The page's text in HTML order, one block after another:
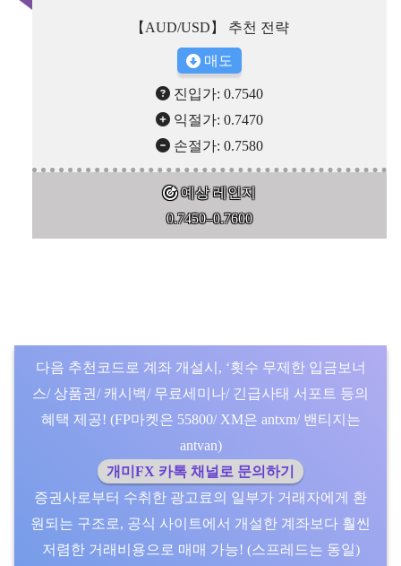
【AUD/USD】 추천 전략
매도
진입가: 0.7540
익절가: 0.7470
손절가: 0.7580
예상 레인지
0.7450–0.7600
다음 추천코드로 계좌 개설시, ‘횟수 무제한 입금보너
스/ 상품권/ 캐시백/ 무료세미나/ 긴급사태 서포트 등의
혜택 제공! (FP마켓은 55800/ XM은 antxm/ 밴티지는
antvan)
개미FX 카톡 채널로 문의하기
증권사로부터 수취한 광고료의 일부가 거래자에게 환
원되는 구조로, 공식 사이트에서 개설한 계좌보다 훨씬
저렴한 거래비용으로 매매 가능! (스프레드는 동일)